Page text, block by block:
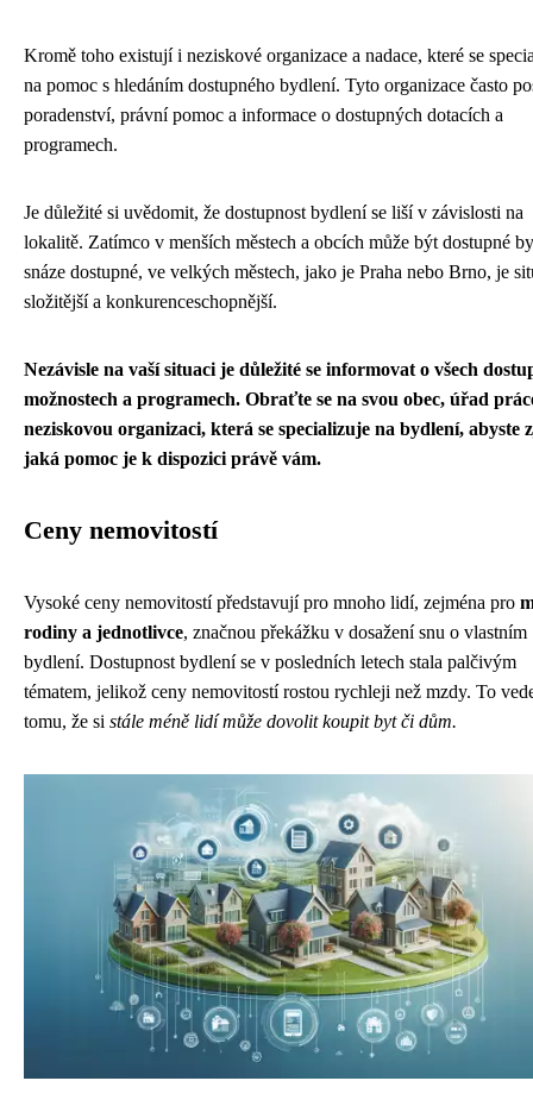
Kromě toho existují i neziskové organizace a nadace, které se
na pomoc s hledáním dostupného bydlení. Tyto organizace často
poradenství, právní pomoc a informace o dostupných dotacích a
programech.
Je důležité si uvědomit, že dostupnost bydlení se liší v závislosti na
lokalitě. Zatímco v menších městech a obcích může být dostupné
snáze dostupné, ve velkých městech, jako je Praha nebo Brno, je
složitější a konkurenceschopnější.
Nezávisle na vaší situaci je důležité se informovat o všech
možnostech a programech. Obraťte se na svou obec, úřad
neziskovou organizaci, která se specializuje na bydlení, abyste
jaká pomoc je k dispozici právě vám.
Ceny nemovitostí
Vysoké ceny nemovitostí představují pro mnoho lidí, zejména pro
rodiny a jednotlivce, značnou překážku v dosažení snu o vlastním
bydlení. Dostupnost bydlení se v posledních letech stala palčivým
tématem, jelikož ceny nemovitostí rostou rychleji než mzdy. To
tomu, že si stále méně lidí může dovolit koupit byt či dům.